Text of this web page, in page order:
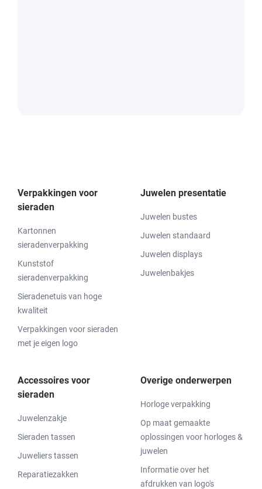
Verpakkingen voor
sieraden
Kartonnen
sieradenverpakking
Kunststof
sieradenverpakking
Sieradenetuis van hoge
kwaliteit
Verpakkingen voor sieraden
met je eigen logo
Juwelen presentatie
Juwelen bustes
Juwelen standaard
Juwelen displays
Juwelenbakjes
Accessoires voor
sieraden
Juwelenzakje
Sieraden tassen
Juweliers tassen
Reparatiezakken
Overige onderwerpen
Horloge verpakking
Op maat gemaakte
oplossingen voor horloges &
juwelen
Informatie over het
afdrukken van logo's